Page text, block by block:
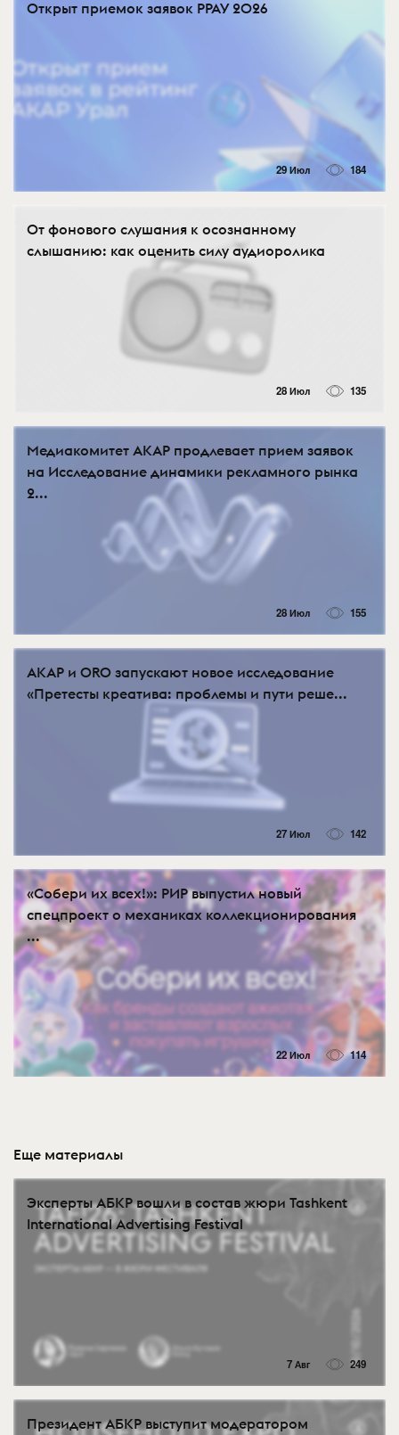
Открыт приемок заявок РРАУ 2026
29 Июл 184
От фонового слушания к осознанному
слышанию: как оценить силу аудиоролика
28 Июл 135
Медиакомитет АКАР продлевает прием заявок
на Исследование динамики рекламного рынка
2...
28 Июл 155
АКАР и ORO запускают новое исследование
«Претесты креатива: проблемы и пути реше...
27 Июл 142
«Собери их всех!»: РИР выпустил новый
спецпроект о механиках коллекционирования
...
22 Июл 114
Еще материалы
Эксперты АБКР вошли в состав жюри Tashkent
International Advertising Festival
7 Авг 249
Президент АБКР выступит модератором